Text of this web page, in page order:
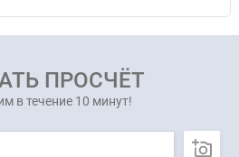
ПРОСЧЁТ
в течение 10 минут!